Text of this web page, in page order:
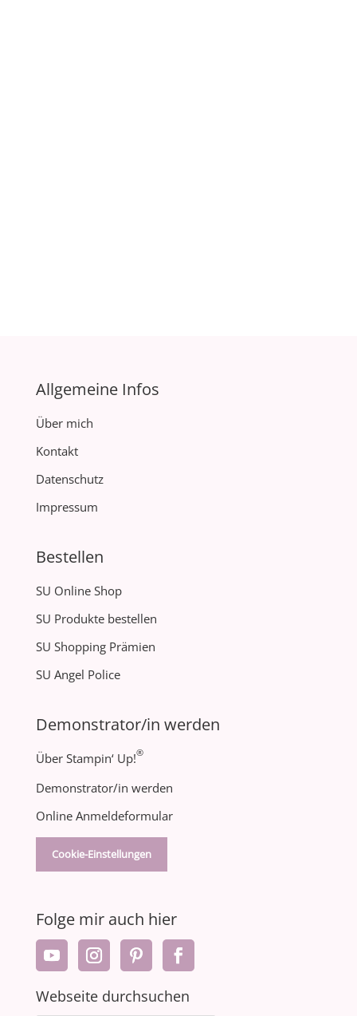
Allgemeine Infos
Über mich
Kontakt
Datenschutz
Impressum
Bestellen
SU Online Shop
SU Produkte bestellen
SU Shopping Prämien
SU Angel Police
Demonstrator/in werden
Über Stampin‘ Up!®
Demonstrator/in werden
Online Anmeldeformular
Cookie-Einstellungen
Folge mir auch hier
Webseite durchsuchen